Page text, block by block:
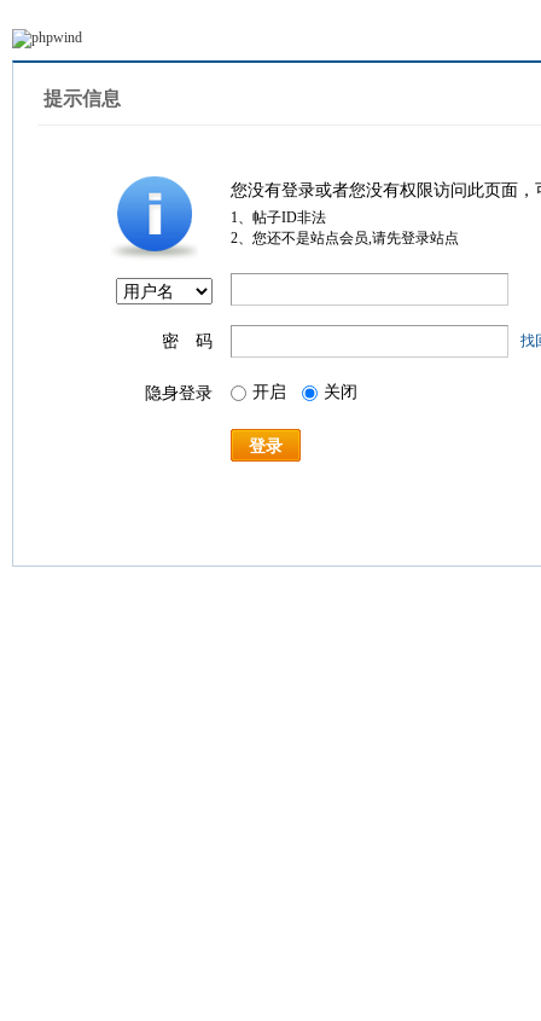
提示信息
您没有登录或者您没有权限访问此页面
1、帖子ID非法
2、您还不是站点会员,请先登录站点
密 码 找
隐身登录 开启 关闭
登录